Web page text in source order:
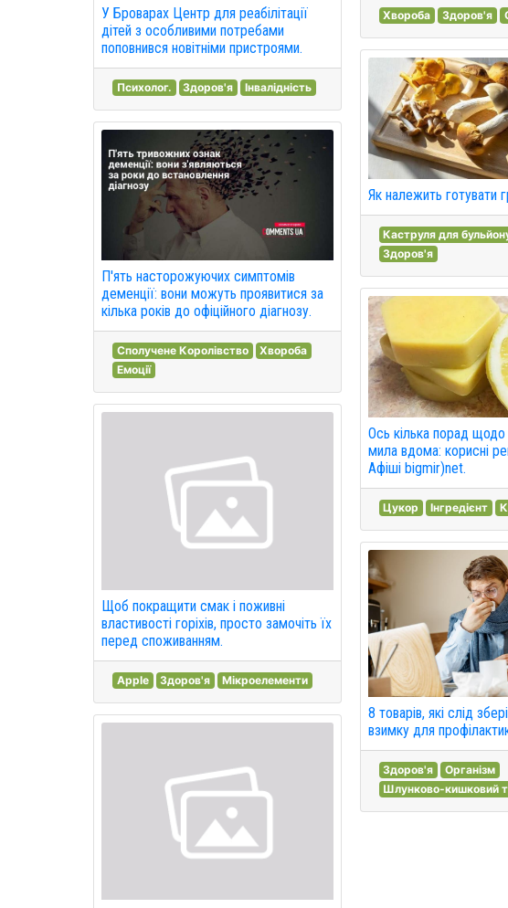
У Броварах Центр для реабілітації
дітей з особливими потребами
поповнився новітніми пристроями.
Психолог. Здоров'я Інвалідність
П'ять насторожуючих симптомів
деменції: вони можуть проявитися за
кілька років до офіційного діагнозу.
Сполучене Королівство
Хвороба
Емоції
Щоб покращити смак і поживні
властивості горіхів, просто замочіть їх
перед споживанням.
Apple Здоров'я Мікроелементи
Хвороба Здоров'я
Як належить готувати
Каструля для
Здоров'я
Ось кілька порад щодо
мила вдома: корисні
Афіші bigmir)net.
Цукор Інгредієнт
8 товарів, які слід
взимку для
Здоров'я
Організм
Шлунково-кишковий